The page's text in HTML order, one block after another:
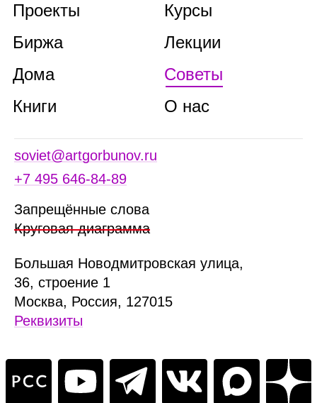
Проекты
Биржа
Дома
Книги
Курсы
Лекции
Советы
О нас
soviet@artgorbunov.ru
+7 495 646‑84‑89
Запрещённые слова
Круговая диаграмма
Большая Новодмитровская улица,
36, строение 1
Москва, Россия, 127015
Реквизиты